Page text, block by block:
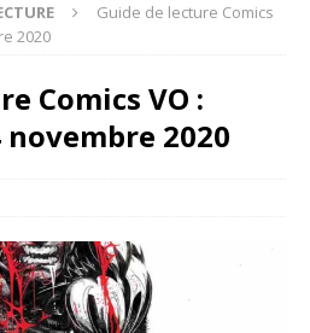
Guide de lecture Comics
2020
Comics VO :
2020